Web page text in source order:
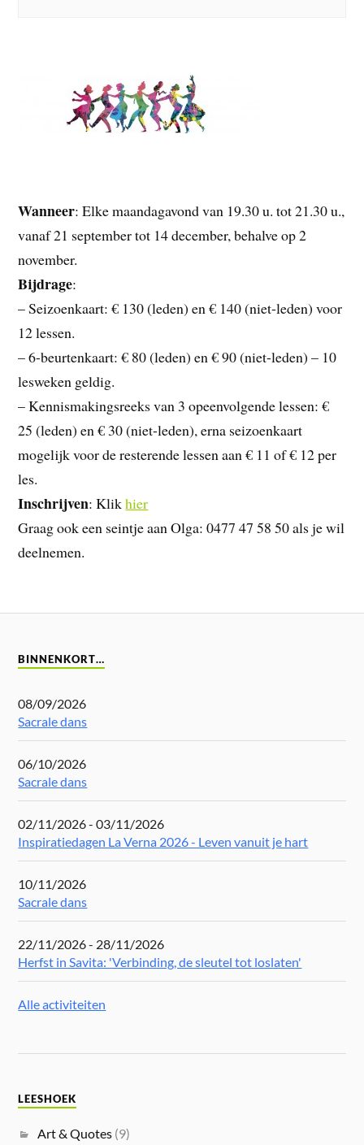
Wanneer: Elke maandagavond van 19.30 u. tot 21.30 u.,
vanaf 21 september tot 14 december, behalve op 2
november.
Bijdrage:
– Seizoenkaart: € 130 (leden) en € 140 (niet-leden) voor
12 lessen.
– 6-beurtenkaart: € 80 (leden) en € 90 (niet-leden) – 10
lesweken geldig.
– Kennismakingsreeks van 3 opeenvolgende lessen: €
25 (leden) en € 30 (niet-leden), erna seizoenkaart
mogelijk voor de resterende lessen aan € 11 of € 12 per
les.
Inschrijven: Klikhier
Graag ook een seintje aan Olga: 0477 47 58 50 als je wil
deelnemen.
BINNENKORT…
08/09/2026
Sacrale dans
06/10/2026
Sacrale dans
02/11/2026 - 03/11/2026
Inspiratiedagen La Verna 2026 - Leven vanuit je hart
10/11/2026
Sacrale dans
22/11/2026 - 28/11/2026
Herfst in Savita: 'Verbinding, de sleutel tot loslaten'
Alle activiteiten
LEESHOEK
Art & Quotes (9)